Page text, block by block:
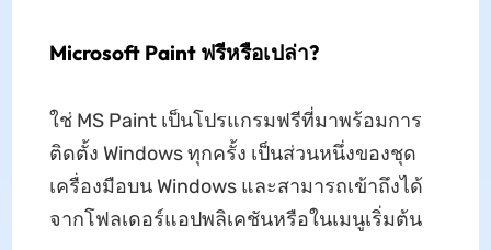
Microsoft Paint ฟรีหรือเปล่า?
ใช่ MS Paint เป็นโปรแกรมฟรีที่มาพร้อมการ
ติดตั้ง Windows ทุกครั้ง เป็นส่วนหนึ่งของชุด
เครื่องมือบน Windows และสามารถเข้าถึงได้
จากโฟลเดอร์แอปพลิเคชันหรือในเมนูเริ่มต้น